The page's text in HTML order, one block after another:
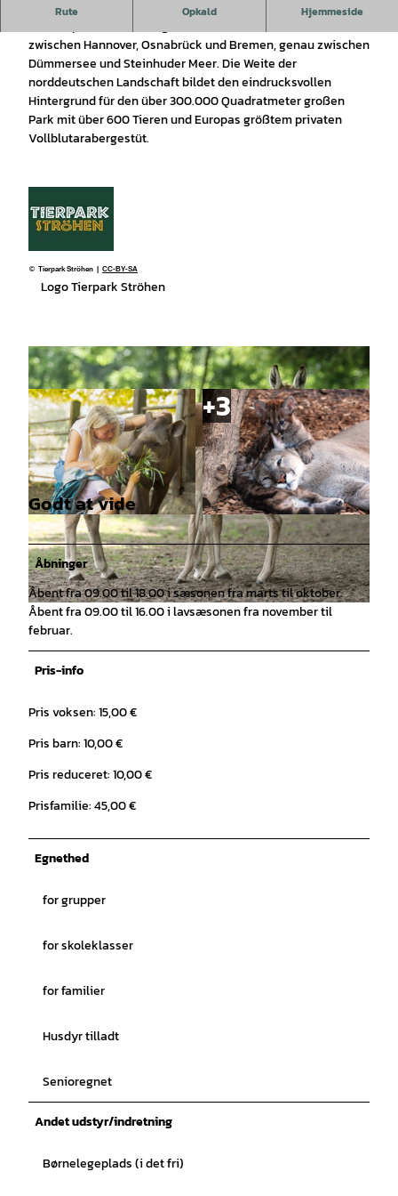
Rute Opkald Hjemmeside
Tierpark Ströhen - der Entdeckerzoo
zwischen Hannover, Osnabrück und Bremen, genau zwischen
Dümmersee und Steinhuder Meer. Die Weite der
norddeutschen Landschaft bildet den eindrucksvollen
Hintergrund für den über 300.000 Quadratmeter großen
Park mit über 600 Tieren und Europas größtem privaten
Vollblutarabergestüt.
© Tierpark Ströhen | CC-BY-SA
Logo Tierpark Ströhen
© Tierpark Ströhen Susanne Ismer | AI-optimeret |CC-BY-SA
© Tierpark Ströhen | AI-optimeret |
CC-BY-SA
© Tierpark Ströhen | AI-optimeret |
CC-BY-SA
Godt at vide
Åbninger
Åbent fra 09.00 til 18.00 i sæsonen fra marts til oktober.
Åbent fra 09.00 til 16.00 i lavsæsonen fra november til
februar.
Pris-info
Pris voksen: 15,00 €
Pris barn: 10,00 €
Pris reduceret: 10,00 €
Prisfamilie: 45,00 €
Egnethed
for grupper
for skoleklasser
for familier
Husdyr tilladt
Senioregnet
Andet udstyr/indretning
Børnelegeplads (i det fri)